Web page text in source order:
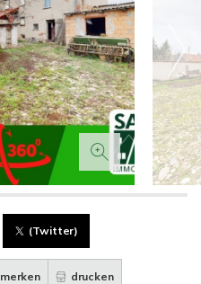
(Twitter)
merken drucken